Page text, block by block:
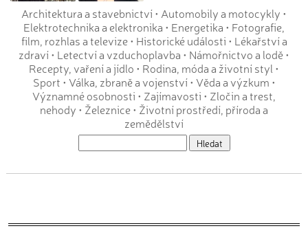
Architektura a stavebnictví• Automobily a motocykly •
Elektrotechnika a elektronika • Energetika • Fotografie,
film, rozhlas a televize• Historické události • Lékařství a
zdraví• Letectví a vzduchoplavba • Námořnictvo a lodě•
Recepty, vaření a jídlo • Rodina, móda a životní styl •
Sport • Válka, zbraně a vojenství• Věda a výzkum •
Významné osobnosti • Zajímavosti • Zločin a trest,
nehody • Železnice• Životní prostředí, příroda a
zemědělství